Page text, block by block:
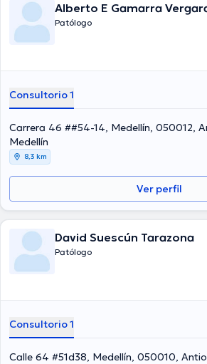
Alberto E Gamarra
Patólogo
Consultorio 1
Carrera 46 ##54-14, Medellín, 050012,
Medellín
8,3 km
Ver perfil
David Suescún Tarazona
Patólogo
Consultorio 1
Calle 64 #51d38, Medellín, 050010,